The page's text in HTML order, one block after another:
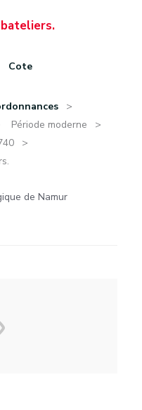
Cote
Période moderne
de Namur